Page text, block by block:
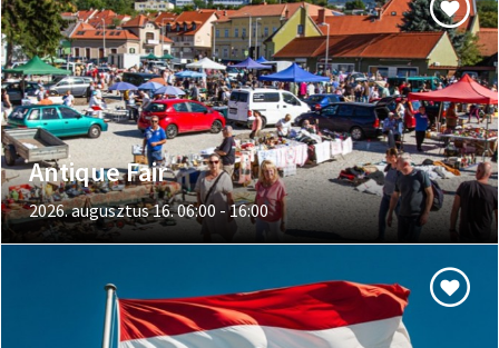
Antique Fair
2026. augusztus 16. 06:00 - 16:00